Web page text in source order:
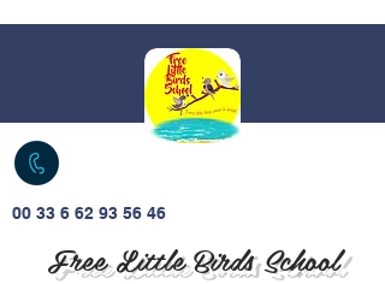
00 33 6 62 93 56 46
Free Little Birds School